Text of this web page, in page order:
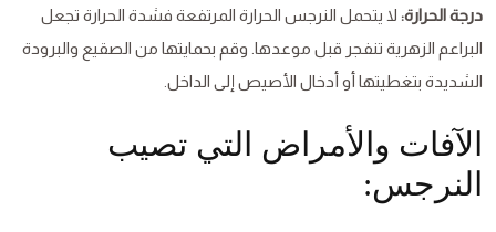
درجة الحرارة: لا يتحمل النرجس الحرارة المرتفعة فشدة الحرارة تجعل
البراعم الزهرية تنفجر قبل موعدها. وقم بحمايتها من الصقيع والبرودة
الشديدة بتغطيتها أو أدخال الأصيص إلى الداخل.
الآفات والأمراض التي تصيب
النرجس: